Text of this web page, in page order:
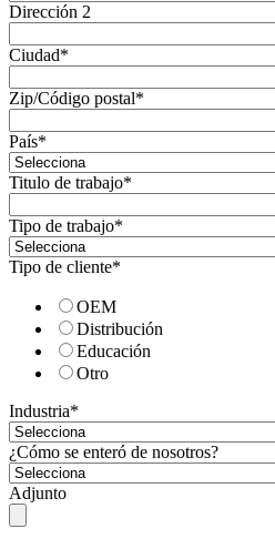
Dirección 2
Ciudad*
Zip/Código postal*
País*
Titulo de trabajo*
Tipo de trabajo*
Tipo de cliente*
OEM
Distribución
Educación
Otro
Industria*
¿Cómo se enteró de nosotros?
Adjunto